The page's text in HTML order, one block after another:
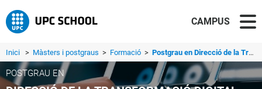
CAMPUS
Inici > Màsters i postgraus > Formació > Postgrau en Direcció de la Transformació Digital
POSTGRAU EN